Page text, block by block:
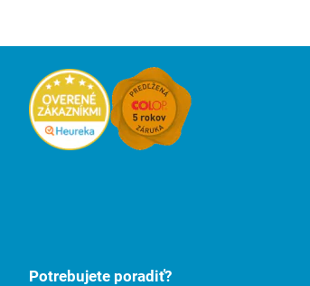
Potrebujete poradiť?